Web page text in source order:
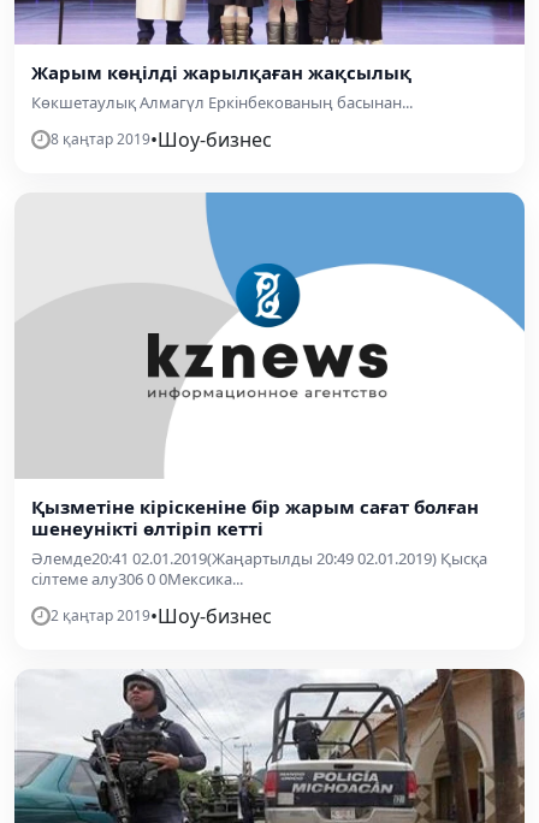
Жарым көңілді жарылқаған жақсылық
Көкшетаулық Алмагүл Еркінбекованың басынан...
8 қаңтар 2019•Шоу-бизнес
Қызметіне кіріскеніне бір жарым сағат болған
шенеунікті өлтіріп кетті
Әлемде20:41 02.01.2019(Жаңартылды 20:49 02.01.2019) Қысқа
сілтеме алу306 0 0Мексика...
2 қаңтар 2019•Шоу-бизнес